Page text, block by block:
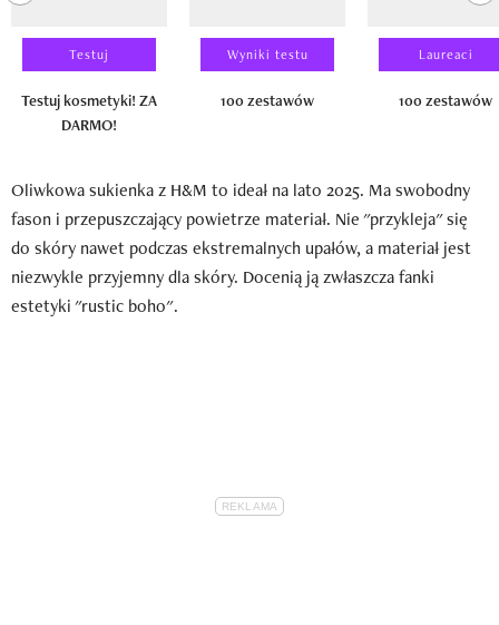
Testuj
Testuj kosmetyki! ZA
DARMO!
Wyniki testu
100 zestawów
Laureaci
100 zestawów
Oliwkowa sukienka z H&M to ideał na lato 2025. Ma swobodny
fason i przepuszczający powietrze materiał. Nie "przykleja" się
do skóry nawet podczas ekstremalnych upałów, a materiał jest
niezwykle przyjemny dla skóry. Docenią ją zwłaszcza fanki
estetyki "rustic boho".